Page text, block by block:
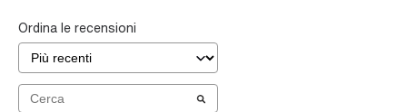
Ordina le recensioni